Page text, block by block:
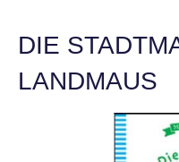
DIE
LANDMAUS